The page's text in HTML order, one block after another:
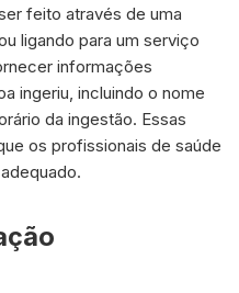
feito através de uma
ligando para um serviço
informações
ingeriu, incluindo o nome
da ingestão. Essas
os profissionais de saúde